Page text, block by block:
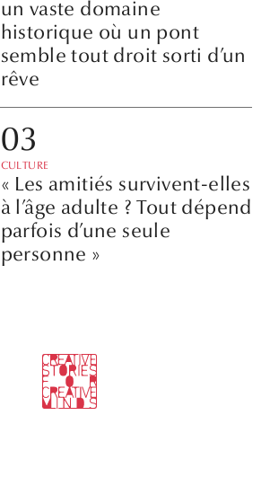
un vaste domaine
historique où un pont
semble tout droit sorti d’un
rêve
CULTURE
« Les amitiés survivent-elles
à l’âge adulte ? Tout dépend
parfois d’une seule
personne »